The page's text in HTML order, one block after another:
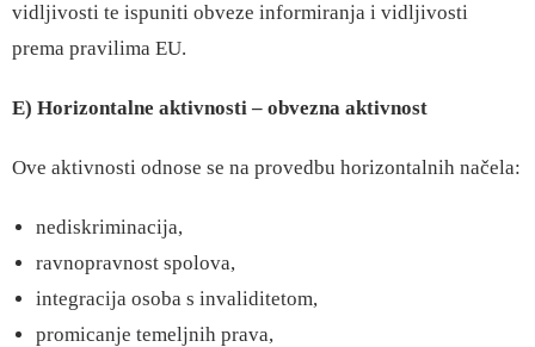
vidljivosti te ispuniti obveze informiranja i vidljivosti
prema pravilima EU.
E) Horizontalne aktivnosti – obvezna aktivnost
Ove aktivnosti odnose se na provedbu horizontalnih načela:
nediskriminacija,
ravnopravnost spolova,
integracija osoba s invaliditetom,
promicanje temeljnih prava,